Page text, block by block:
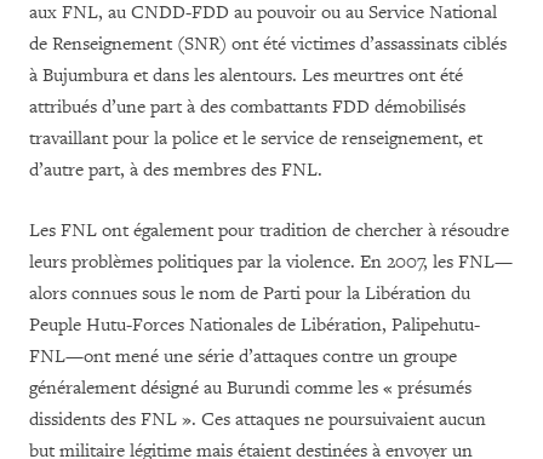
aux FNL, au CNDD-FDD au pouvoir ou au Service National
de Renseignement (SNR) ont été victimes d’assassinats ciblés
à Bujumbura et dans les alentours. Les meurtres ont été
attribués d’une part à des combattants FDD démobilisés
travaillant pour la police et le service de renseignement, et
d’autre part, à des membres des FNL.
Les FNL ont également pour tradition de chercher à résoudre
leurs problèmes politiques par la violence. En 2007, les FNL—
alors connues sous le nom de Parti pour la Libération du
Peuple Hutu-Forces Nationales de Libération, Palipehutu-
FNL—ont mené une série d’attaques contre un groupe
généralement désigné au Burundi comme les « présumés
dissidents des FNL ». Ces attaques ne poursuivaient aucun
but militaire légitime mais étaient destinées à envoyer un